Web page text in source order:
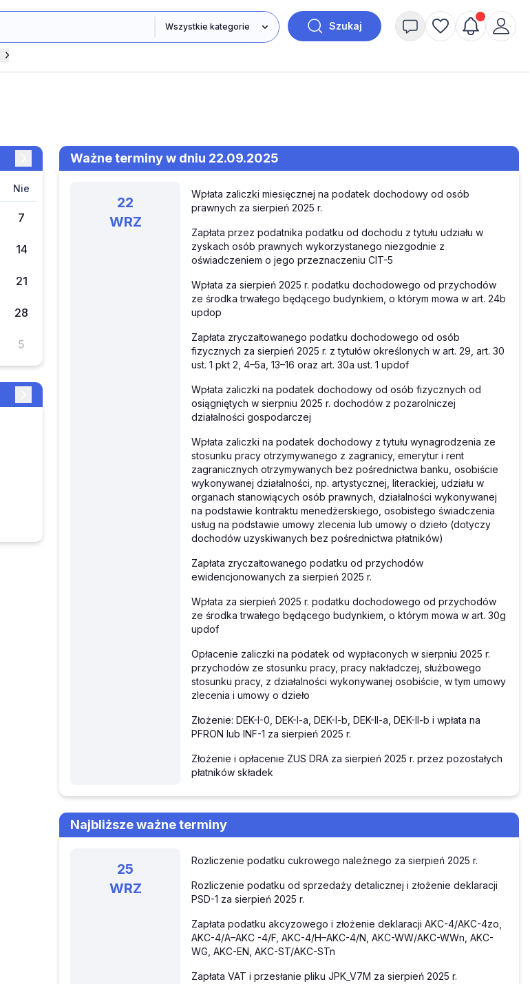
Szukaj
nie
7
14
21
28
5
Ważne terminy w dniu 22.09.2025
22
WRZ
Wpłata zaliczki miesięcznej na podatek dochodowy od osób
prawnych za sierpień 2025 r.
Zapłata przez podatnika podatku od dochodu z tytułu udziału w
zyskach osób prawnych wykorzystanego niezgodnie z
oświadczeniem o jego przeznaczeniu CIT-5
Wpłata za sierpień 2025 r. podatku dochodowego od przychodów
ze środka trwałego będącego budynkiem, o którym mowa w art. 24b
updop
Zapłata zryczałtowanego podatku dochodowego od osób
fizycznych za sierpień 2025 r. z tytułów określonych w art. 29, art. 30
ust. 1 pkt 2, 4–5a, 13–16 oraz art. 30a ust. 1 updof
Wpłata zaliczki na podatek dochodowy od osób fizycznych od
osiągniętych w sierpniu 2025 r. dochodów z pozarolniczej
działalności gospodarczej
Wpłata zaliczki na podatek dochodowy z tytułu wynagrodzenia ze
stosunku pracy otrzymywanego z zagranicy, emerytur i rent
zagranicznych otrzymywanych bez pośrednictwa banku, osobiście
wykonywanej działalności, np. artystycznej, literackiej, udziału w
organach stanowiących osób prawnych, działalności wykonywanej
na podstawie kontraktu menedżerskiego, osobistego świadczenia
usług na podstawie umowy zlecenia lub umowy o dzieło (dotyczy
dochodów uzyskiwanych bez pośrednictwa płatników)
Zapłata zryczałtowanego podatku od przychodów
ewidencjonowanych za sierpień 2025 r.
Wpłata za sierpień 2025 r. podatku dochodowego od przychodów
ze środka trwałego będącego budynkiem, o którym mowa w art. 30g
updof
Opłacenie zaliczki na podatek od wypłaconych w sierpniu 2025 r.
przychodów ze stosunku pracy, pracy nakładczej, służbowego
stosunku pracy, z działalności wykonywanej osobiście, w tym umowy
zlecenia i umowy o dzieło
Złożenie: DEK-I-0, DEK-I-a, DEK-I-b, DEK-II-a, DEK-II-b i wpłata na
PFRON lub INF-1 za sierpień 2025 r.
Złożenie i opłacenie ZUS DRA za sierpień 2025 r. przez pozostałych
płatników składek
Najbliższe ważne terminy
25
WRZ
Rozliczenie podatku cukrowego należnego za sierpień 2025 r.
Rozliczenie podatku od sprzedaży detalicznej i złożenie deklaracji
PSD-1 za sierpień 2025 r.
Zapłata podatku akcyzowego i złożenie deklaracji AKC-4/AKC-4zo,
AKC-4/A–AKC -4/F, AKC-4/H–AKC-4/N, AKC-WW/AKC-WWn, AKC-
WG, AKC-EN, AKC-ST/AKC-STn
Zapłata VAT i przesłanie pliku JPK_V7M za sierpień 2025 r.